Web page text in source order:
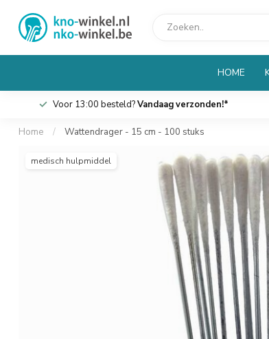
HOME
Voor 13:00 besteld?Vandaag verzonden!*
Home / Wattendrager - 15 cm - 100 stuks
medisch hulpmiddel